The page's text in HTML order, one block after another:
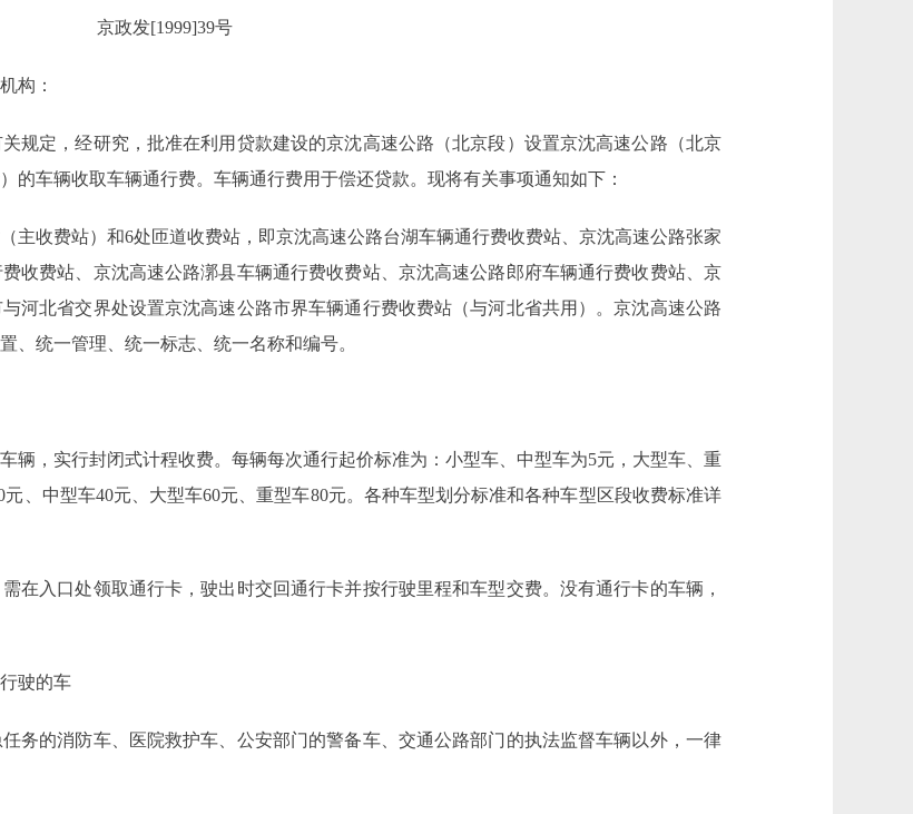
京政发[1999]39号
构：
定，经研究，批准在利用贷款建设的京沈高速公路（北京段）设置京沈高速公路（北京
的车辆收取车辆通行费。车辆通行费用于偿还贷款。现将有关事项通知如下：
收费站）和6处匝道收费站，即京沈高速公路台湖车辆通行费收费站、京沈高速公路张家
收费站、京沈高速公路漷县车辆通行费收费站、京沈高速公路郎府车辆通行费收费站、京
河北省交界处设置京沈高速公路市界车辆通行费收费站（与河北省共用）。京沈高速公路
、统一管理、统一标志、统一名称和编号。
，实行封闭式计程收费。每辆每次通行起价标准为：小型车、中型车为5元，大型车、重
、中型车40元、大型车60元、重型车80元。各种车型划分标准和各种车型区段收费标准详
入口处领取通行卡，驶出时交回通行卡并按行驶里程和车型交费。没有通行卡的车辆，
驶的车
的消防车、医院救护车、公安部门的警备车、交通公路部门的执法监督车辆以外，一律